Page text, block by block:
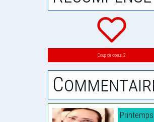
Coup de coeur: 2
Printemps